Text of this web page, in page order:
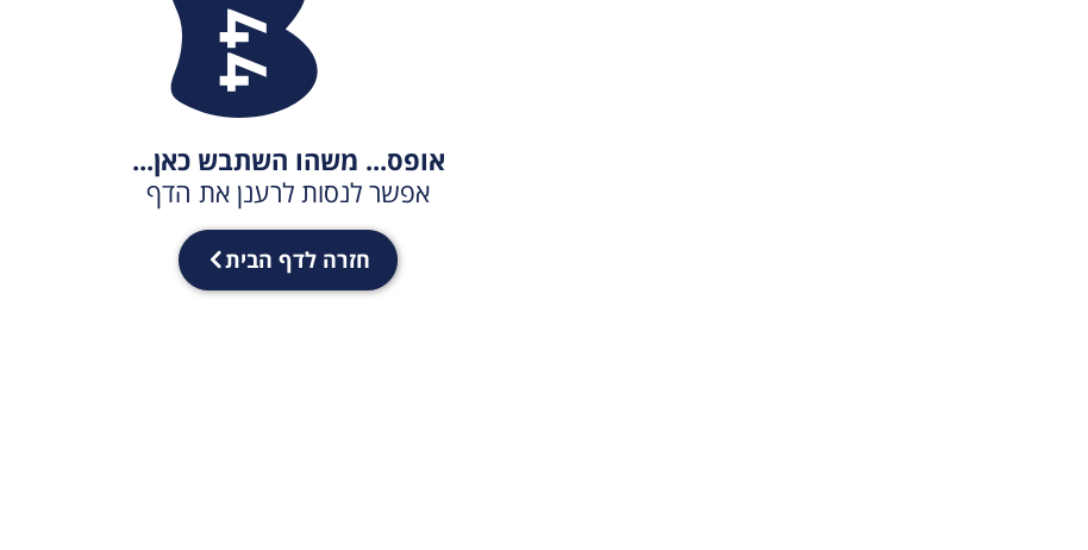
אופס... משהו השתבש כאן...
אפשר לנסות לרענן את הדף
חזרה לדף הבית